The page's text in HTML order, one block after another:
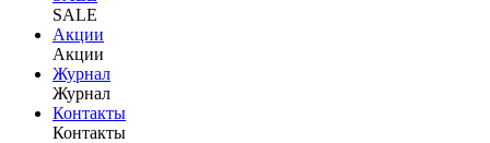
SALE
Акции
Акции
Журнал
Журнал
Контакты
Контакты